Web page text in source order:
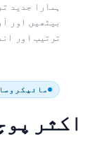
ہمارا جدید
بیٹھیں اور
ترتیب اور
اکثر